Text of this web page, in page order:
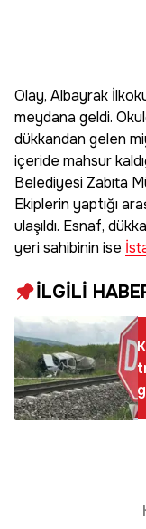
Olay, Albayrak
meydana geldi.
dükkandan gelen
içeride mahsur
Belediyesi Zabıta
Ekiplerin yaptığı
ulaşıldı. Esnaf,
yeri sahibinin ise
İLGİLİ